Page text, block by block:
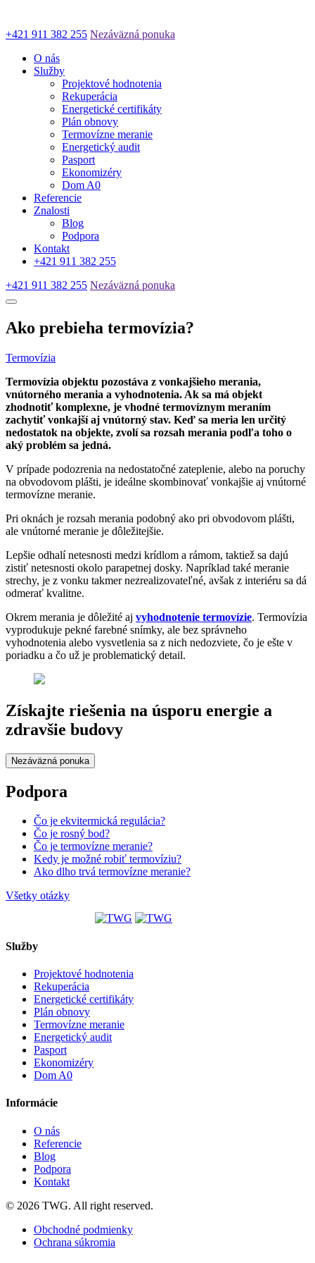
+421 911 382 255 Nezáväzná ponuka
O nás
Služby
Projektové hodnotenia
Rekuperácia
Energetické certifikáty
Plán obnovy
Termovízne meranie
Energetický audit
Pasport
Ekonomizéry
Dom A0
Referencie
Znalosti
Blog
Podpora
Kontakt
+421 911 382 255
+421 911 382 255 Nezáväzná ponuka
Ako prebieha termovízia?
Termovízia
Termovízia objektu pozostáva z vonkajšieho merania,
vnútorného merania a vyhodnotenia. Ak sa má objekt
zhodnotiť komplexne, je vhodné termovíznym meraním
zachytiť vonkajší aj vnútorný stav. Keď sa meria len určitý
nedostatok na objekte, zvolí sa rozsah merania podľa toho o
aký problém sa jedná.
V prípade podozrenia na nedostatočné zateplenie, alebo na poruchy
na obvodovom plášti, je ideálne skombinovať vonkajšie aj vnútorné
termovízne meranie.
Pri oknách je rozsah merania podobný ako pri obvodovom plášti,
ale vnútorné meranie je dôležitejšie.
Lepšie odhalí netesnosti medzi krídlom a rámom, taktiež sa dajú
zistiť netesnosti okolo parapetnej dosky. Napríklad také meranie
strechy, je z vonku takmer nezrealizovateľné, avšak z interiéru sa dá
odmerať kvalitne.
Okrem merania je dôležité aj vyhodnotenie termovízie. Termovízia
vyprodukuje pekné farebné snímky, ale bez správneho
vyhodnotenia alebo vysvetlenia sa z nich nedozviete, čo je ešte v
poriadku a čo už je problematický detail.
Získajte riešenia na úsporu energie a
zdravšie budovy
Nezáväzná ponuka
Podpora
Čo je ekvitermická regulácia?
Čo je rosný bod?
Čo je termovízne meranie?
Kedy je možné robiť termovíziu?
Ako dlho trvá termovízne meranie?
Všetky otázky
Služby
Projektové hodnotenia
Rekuperácia
Energetické certifikáty
Plán obnovy
Termovízne meranie
Energetický audit
Pasport
Ekonomizéry
Dom A0
Informácie
O nás
Referencie
Blog
Podpora
Kontakt
© 2026 TWG. All right reserved.
Obchodné podmienky
Ochrana súkromia